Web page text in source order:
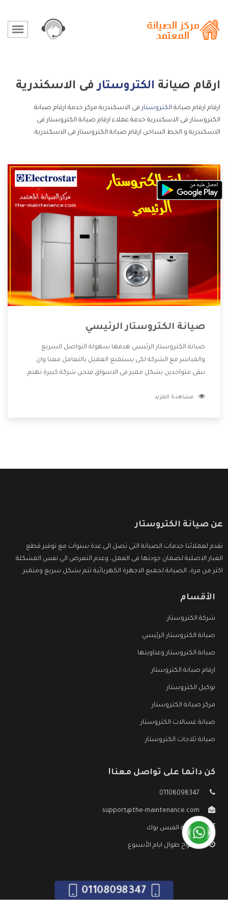
ارقام صيانة الكتروستارفى الاسكندرية
ارقام ارقام صيانة الكتروستار فى الاسكندرية مركز خدمة ارقام صيانة
الكتروستار فى الاسكندرية خدمة عملاء ارقام صيانة الكتروستار فى
الاسكندرية و الخط الساخن ارقام صيانة الكتروستار فى الاسكندرية.
صيانة الكتروستار الرئيسي
صيانة الكتروستار الرئيسي هدفها سهولة التواصل السريع
والمباشر مع الشركة لكى يستمتع العميل بالتعامل معنا وان
نبقى متواجدين بشكل مميز فى الاسواق فنحن شركة كبيرة نهتم
الشركة بها والتى تكون منها خدمة الصيانة التى تكون من أهم
مشاهدة المزيد
عن صيانة الكتروستار
نقدم لعملائنا خدمات الصيانة التى تصل الى عدة سنوات مع توفير قطع
الغيار الاصلية لضمان جودتها فى العمل، وعدم التعرض الى نفس المشكلة
اكثر من مرة، الصيانة لجميع الاجهزة الكهربائية تتم بشكل سريع ومتميز.
الأقسام
شركة الكتروستار
صيانة الكتروستار الرئيسي
صيانة الكتروستار وعناوينها
ارقام صيانة الكتروستار
توكيل الكتروستار
مركز صيانة الكتروستار
صيانة غسالات الكتروستار
صيانة ثلاجات الكتروستار
كن دائما على تواصل معنا!
01108098347
support@the-maintenance.com
صفحة الفيس بوك
مفتوح طوال ايام الأسبوع
01108098347